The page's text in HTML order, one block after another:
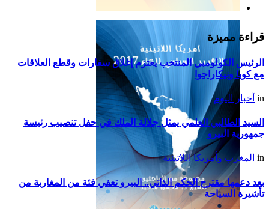
التقرير السياسي لأمريكا
اللاتينية للعام 2019
قراءة مميزة
الرئيس الكولومبي المنتخب يعتزم إغلاق سفارات وقطع العلاقات
مع كوبا ونيكاراجوا
in أخبار اليوم
السيد الطالبي العلمي يمثل جلالة الملك في حفل تنصيب رئيسة
جمهورية البيرو
in المغرب وأمريكا اللاتينية
بعد دعمها مقترح الحكم الذاتي.. البيرو تعفي فئة من المغاربة من
تأشيرة السياحة